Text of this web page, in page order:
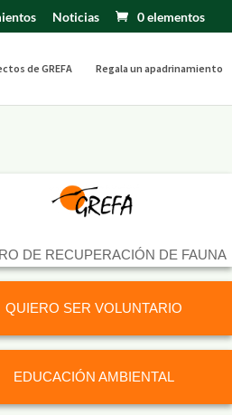
Noticias 0 elementos
de GREFA Regala un apadrinamiento
DE RECUPERACIÓN DE FAUNA
QUIERO SER VOLUNTARIO
EDUCACIÓN AMBIENTAL